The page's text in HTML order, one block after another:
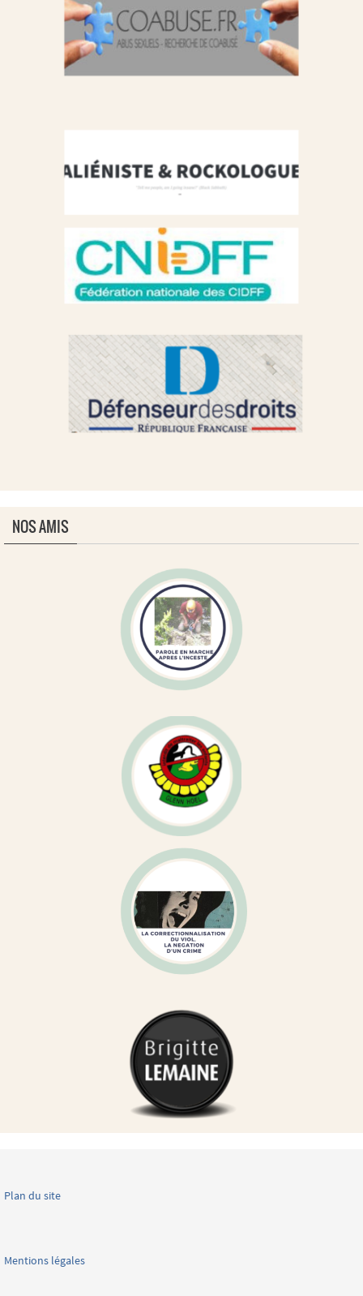
NOS AMIS
Plan du site
Mentions légales